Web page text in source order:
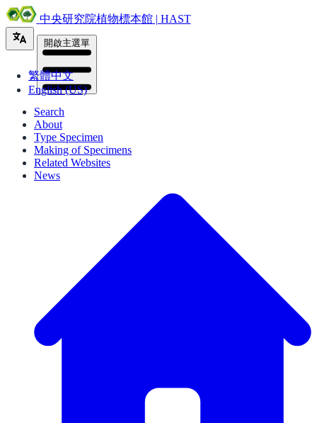
中央研究院植物標本館 | HAST
繁體中文
English (US)
開啟主選單
Search
About
Type Specimen
Making of Specimens
Related Websites
News